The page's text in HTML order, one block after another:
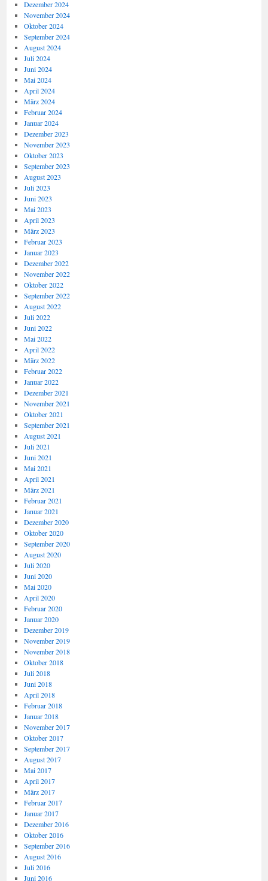
Dezember 2024
November 2024
Oktober 2024
September 2024
August 2024
Juli 2024
Juni 2024
Mai 2024
April 2024
März 2024
Februar 2024
Januar 2024
Dezember 2023
November 2023
Oktober 2023
September 2023
August 2023
Juli 2023
Juni 2023
Mai 2023
April 2023
März 2023
Februar 2023
Januar 2023
Dezember 2022
November 2022
Oktober 2022
September 2022
August 2022
Juli 2022
Juni 2022
Mai 2022
April 2022
März 2022
Februar 2022
Januar 2022
Dezember 2021
November 2021
Oktober 2021
September 2021
August 2021
Juli 2021
Juni 2021
Mai 2021
April 2021
März 2021
Februar 2021
Januar 2021
Dezember 2020
Oktober 2020
September 2020
August 2020
Juli 2020
Juni 2020
Mai 2020
April 2020
Februar 2020
Januar 2020
Dezember 2019
November 2019
November 2018
Oktober 2018
Juli 2018
Juni 2018
April 2018
Februar 2018
Januar 2018
November 2017
Oktober 2017
September 2017
August 2017
Mai 2017
April 2017
März 2017
Februar 2017
Januar 2017
Dezember 2016
Oktober 2016
September 2016
August 2016
Juli 2016
Juni 2016